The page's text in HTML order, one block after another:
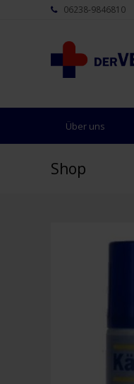
06238-9846810
Über uns
Shop